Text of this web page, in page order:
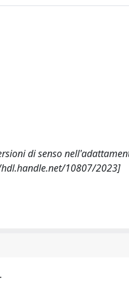
di senso
hdl.handle.net/10807/2023]